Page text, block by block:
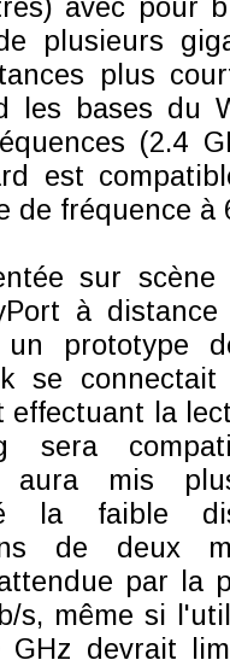
avec pour
plusieurs
plus
les bases du
(2.4
est
de fréquence à
sur
à
prototype
se
effectuant la
sera
aura mis
la faible
de deux
par la
s, même si
GHz devrait